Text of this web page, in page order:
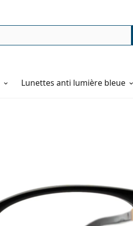
Lunettes anti lumière bleue